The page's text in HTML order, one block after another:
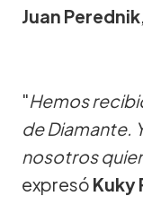
Juan Perednik
"Hemos
de Diamante.
nosotros
expresó Kuky